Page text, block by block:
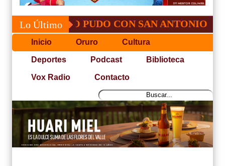
Lo Último
JOSÉ, NO PUDO CON SAN ANTONIO
Inicio Oruro Cultura
Deportes Podcast Biblioteca
Vox Radio Contacto